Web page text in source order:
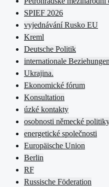
SPIEF 2026
vyjednávání Rusko EU
Kreml
Deutsche Politik
internationale Beziehungen
Ukrajina.
Ekonomické fórum
Konsultation
úzké kontakty
osobnosti německé
energetické společnosti
Europäische Union
Berlin
RF
Russische Föderation